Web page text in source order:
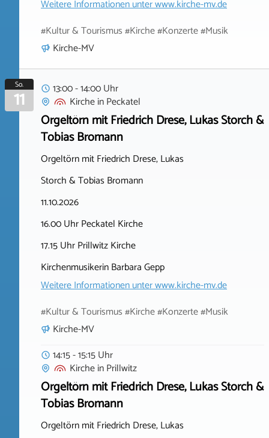
Weitere Informationen unterwww.kirche-mv.de
#Kultur & Tourismus #Kirche #Konzerte #Musik
Kirche-MV
So.
11
13:00 - 14:00 Uhr
KircheinPeckatel
Orgeltörn mit Friedrich Drese, Lukas Storch &
Tobias Bromann
Orgeltörn mit Friedrich Drese, Lukas
Storch & Tobias Bromann
11.10.2026
16.00 Uhr Peckatel Kirche
17.15 Uhr Prillwitz Kirche
Kirchenmusikerin Barbara Gepp
Weitere Informationen unterwww.kirche-mv.de
#Kultur & Tourismus #Kirche #Konzerte #Musik
Kirche-MV
14:15 - 15:15 Uhr
KircheinPrillwitz
Orgeltörn mit Friedrich Drese, Lukas Storch &
Tobias Bromann
Orgeltörn mit Friedrich Drese, Lukas